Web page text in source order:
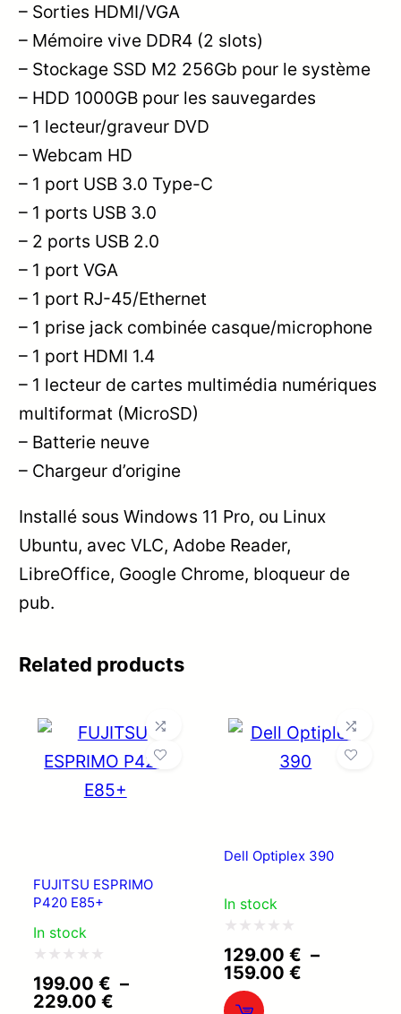
– Sorties HDMI/VGA
– Mémoire vive DDR4 (2 slots)
– Stockage SSD M2 256Gb pour le système
– HDD 1000GB pour les sauvegardes
– 1 lecteur/graveur DVD
– Webcam HD
– 1 port USB 3.0 Type-C
– 1 ports USB 3.0
– 2 ports USB 2.0
– 1 port VGA
– 1 port RJ-45/Ethernet
– 1 prise jack combinée casque/microphone
– 1 port HDMI 1.4
– 1 lecteur de cartes multimédia numériques
multiformat (MicroSD)
– Batterie neuve
– Chargeur d’origine
Installé sous Windows 11 Pro, ou Linux
Ubuntu, avec VLC, Adobe Reader,
LibreOffice, Google Chrome, bloqueur de
pub.
Related products
FUJITSU ESPRIMO
P420 E85+
In stock
Note
0
199.00€ –
229.00€
Dell Optiplex 390
In stock
Note
0
sur
129.00 € –
159.00 €